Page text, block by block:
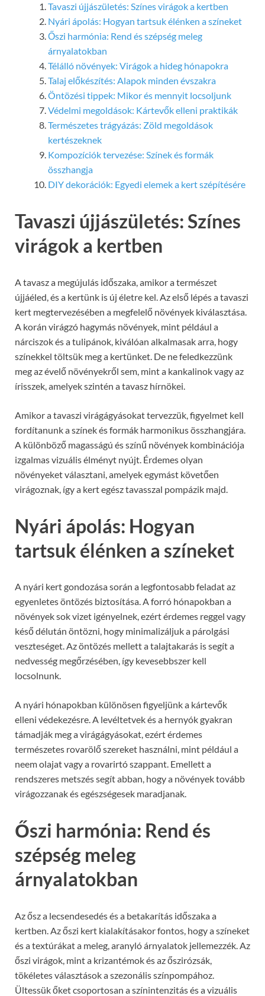
Tavaszi újjászületés: Színes virágok a kertben
Nyári ápolás: Hogyan tartsuk élénken a színeket
Őszi harmónia: Rend és szépség meleg
árnyalatokban
Télálló növények: Virágok a hideg hónapokra
Talaj előkészítés: Alapok minden évszakra
Öntözési tippek: Mikor és mennyit locsoljunk
Védelmi megoldások: Kártevők elleni praktikák
Természetes trágyázás: Zöld megoldások
kertészeknek
Kompozíciók tervezése: Színek és formák
összhangja
DIY dekorációk: Egyedi elemek a kert szépítésére
Tavaszi újjászületés: Színes
virágok a kertben
A tavasz a megújulás időszaka, amikor a természet
újjáéled, és a kertünk is új életre kel. Az első lépés a tavaszi
kert megtervezésében a megfelelő növények kiválasztása.
A korán virágzó hagymás növények, mint például a
nárciszok és a tulipánok, kiválóan alkalmasak arra, hogy
színekkel töltsük meg a kertünket. De ne feledkezzünk
meg az évelő növényekről sem, mint a kankalinok vagy az
írisszek, amelyek szintén a tavasz hírnökei.
Amikor a tavaszi virágágyásokat tervezzük, figyelmet kell
fordítanunk a színek és formák harmonikus összhangjára.
A különböző magasságú és színű növények kombinációja
izgalmas vizuális élményt nyújt. Érdemes olyan
növényeket választani, amelyek egymást követően
virágoznak, így a kert egész tavasszal pompázik majd.
Nyári ápolás: Hogyan
tartsuk élénken a színeket
A nyári kert gondozása során a legfontosabb feladat az
egyenletes öntözés biztosítása. A forró hónapokban a
növények sok vizet igényelnek, ezért érdemes reggel vagy
késő délután öntözni, hogy minimalizáljuk a párolgási
veszteséget. Az öntözés mellett a talajtakarás is segít a
nedvesség megőrzésében, így kevesebbszer kell
locsolnunk.
A nyári hónapokban különösen figyeljünk a kártevők
elleni védekezésre. A levéltetvek és a hernyók gyakran
támadják meg a virágágyásokat, ezért érdemes
természetes rovarölő szereket használni, mint például a
neem olajat vagy a rovarirtó szappant. Emellett a
rendszeres metszés segít abban, hogy a növények tovább
virágozzanak és egészségesek maradjanak.
Őszi harmónia: Rend és
szépség meleg
árnyalatokban
Az ősz a lecsendesedés és a betakarítás időszaka a
kertben. Az őszi kert kialakításakor fontos, hogy a színeket
és a textúrákat a meleg, aranyló árnyalatok jellemezzék. Az
őszi virágok, mint a krizantémok és az őszirózsák,
tökéletes választások a szezonális színpompához.
Ültessük őket csoportosan a színintenzitás és a vizuális